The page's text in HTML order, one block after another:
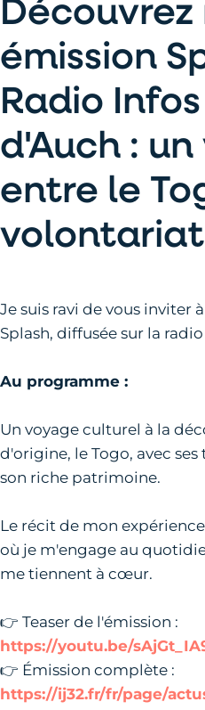
émission
Radio
d'Auch :
entre le
volontariat
Je suis ravi de vous inviter
Splash, diffusée sur la
Au programme :
Un voyage culturel à la
d'origine, le Togo, avec
son riche patrimoine.
Le récit de mon
où je m'engage au
me tiennent à cœur.
👉 Teaser de l'émission :
https://youtu.be/
👉 Émission complète :
https://ij32.fr/fr/page/